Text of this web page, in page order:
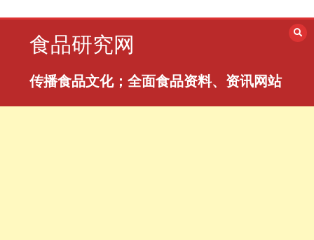
食品研究网
传播食品文化；全面食品资料、资讯网站